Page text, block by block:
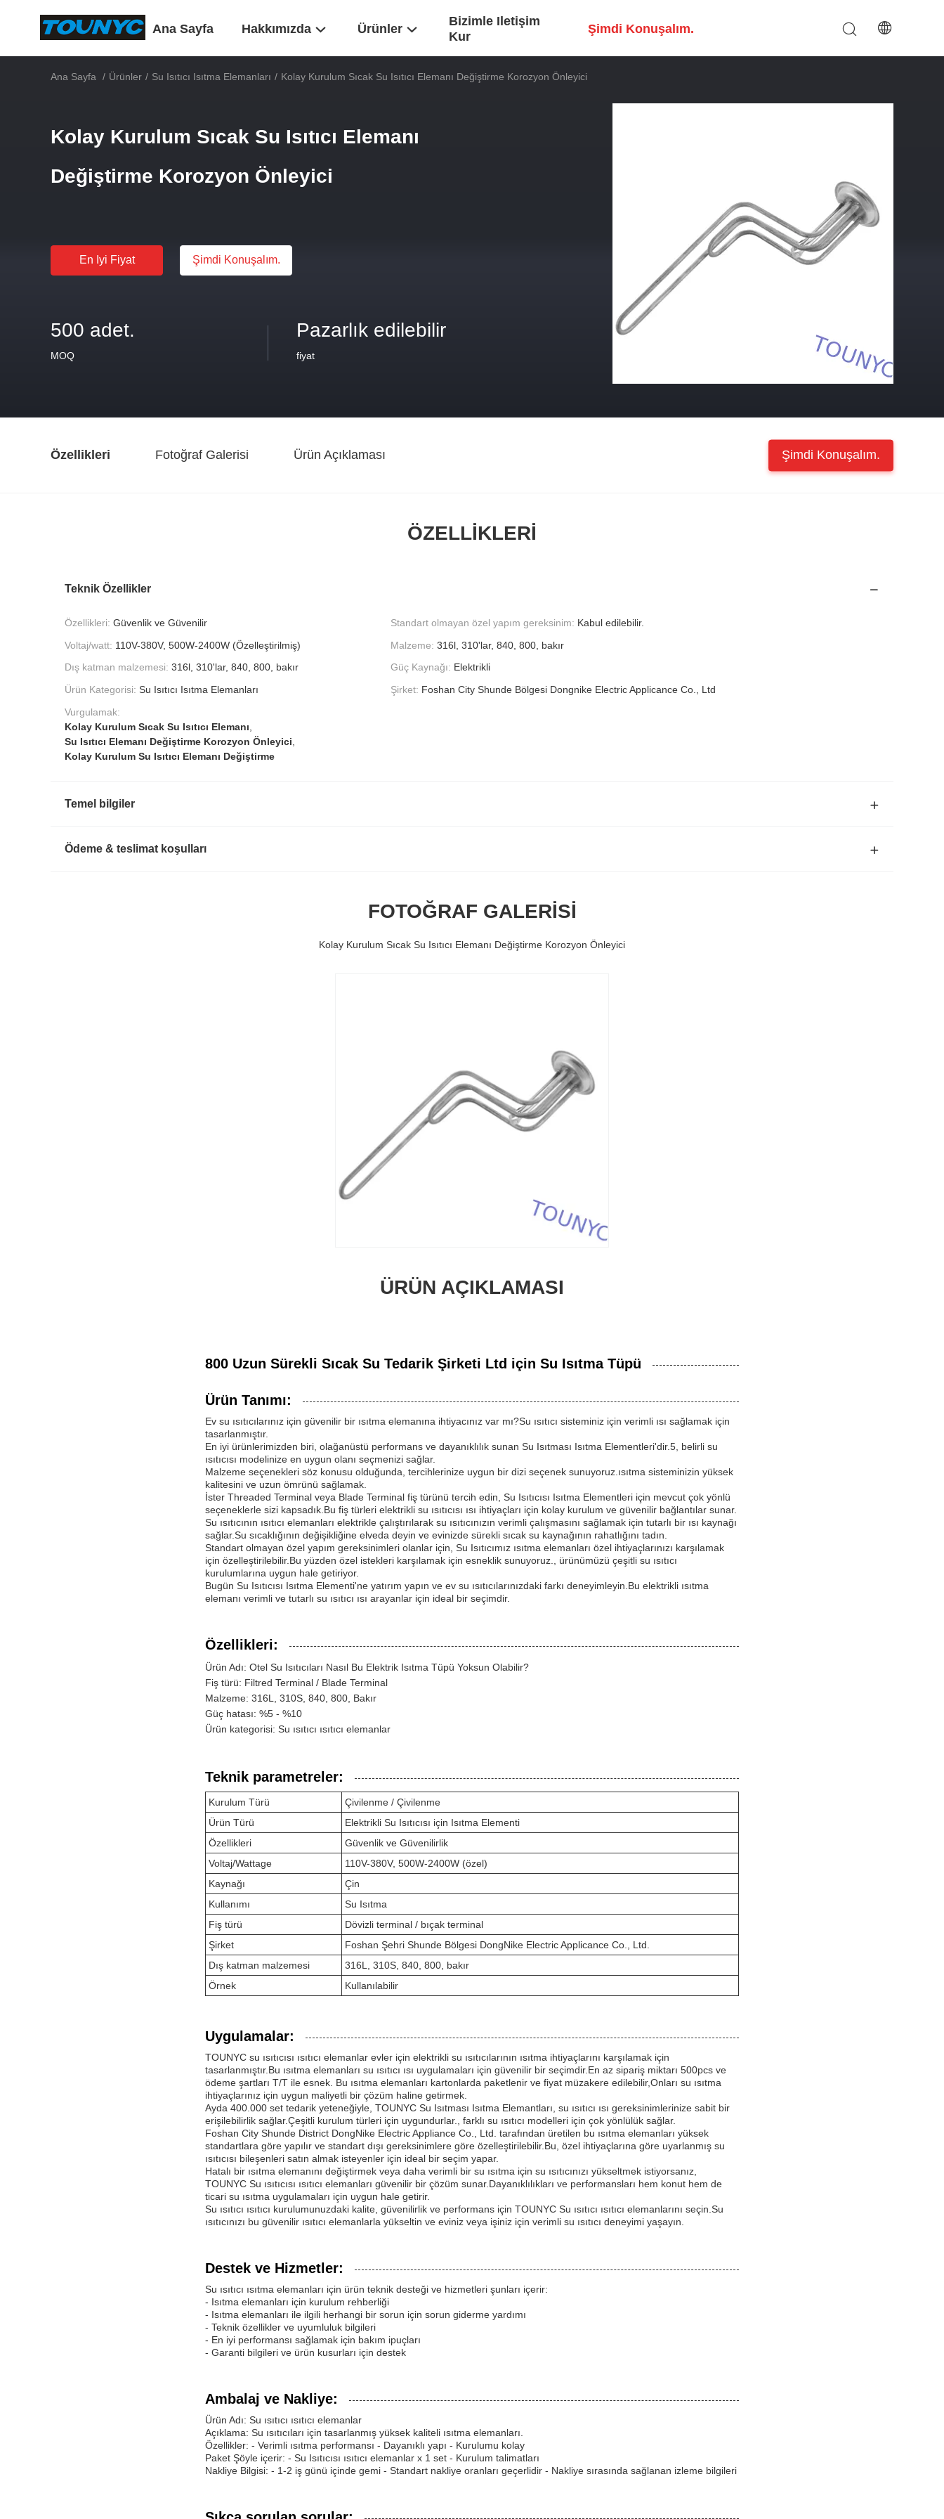
Ana Sayfa Hakkımızda Ürünler
Bizimle Iletişim
Kur
Şimdi Konuşalım.
Ana Sayfa / Ürünler / Su Isıtıcı Isıtma Elemanları / Kolay Kurulum Sıcak Su Isıtıcı Elemanı Değiştirme Korozyon Önleyici
Kolay Kurulum Sıcak Su Isıtıcı Elemanı
Değiştirme Korozyon Önleyici
En Iyi Fiyat Şimdi Konuşalım.
500 adet.
MOQ
Pazarlık edilebilir
fiyat
Özellikleri Fotoğraf Galerisi Ürün Açıklaması Şimdi Konuşalım.
ÖZELLIKLERI
Teknik Özellikler
Özellikleri: Güvenlik ve Güvenilir Standart olmayan özel yapım gereksinim: Kabul edilebilir.
Voltaj/watt: 110V-380V, 500W-2400W (Özelleştirilmiş) Malzeme: 316l, 310'lar, 840, 800, bakır
Dış katman malzemesi: 316l, 310'lar, 840, 800, bakır Güç Kaynağı: Elektrikli
Ürün Kategorisi: Su Isıtıcı Isıtma Elemanları Şirket: Foshan City Shunde Bölgesi Dongnike Electric Applicance Co., Ltd
Vurgulamak:
Kolay Kurulum Sıcak Su Isıtıcı Elemanı
Su Isıtıcı Elemanı Değiştirme Korozyon Önleyici
Kolay Kurulum Su Isıtıcı Elemanı Değiştirme
Temel bilgiler
Ödeme & teslimat koşulları
FOTOĞRAF GALERISI
Kolay Kurulum Sıcak Su Isıtıcı Elemanı Değiştirme Korozyon Önleyici
ÜRÜN AÇIKLAMASI
800 Uzun Sürekli Sıcak Su Tedarik Şirketi Ltd için Su Isıtma Tüpü
Ürün Tanımı:
Ev su ısıtıcılarınız için güvenilir bir ısıtma elemanına ihtiyacınız var mı?Su ısıtıcı sisteminiz için verimli ısı sağlamak için
tasarlanmıştır.
En iyi ürünlerimizden biri, olağanüstü performans ve dayanıklılık sunan Su Isıtması Isıtma Elementleri'dir.5, belirli su
ısıtıcısı modelinize en uygun olanı seçmenizi sağlar.
Malzeme seçenekleri söz konusu olduğunda, tercihlerinize uygun bir dizi seçenek sunuyoruz.ısıtma sisteminizin yüksek
kalitesini ve uzun ömrünü sağlamak.
İster Threaded Terminal veya Blade Terminal fiş türünü tercih edin, Su Isıtıcısı Isıtma Elementleri için mevcut çok yönlü
seçeneklerle sizi kapsadık.Bu fiş türleri elektrikli su ısıtıcısı ısı ihtiyaçları için kolay kurulum ve güvenilir bağlantılar sunar.
Su ısıtıcının ısıtıcı elemanları elektrikle çalıştırılarak su ısıtıcınızın verimli çalışmasını sağlamak için tutarlı bir ısı kaynağı
sağlar.Su sıcaklığının değişikliğine elveda deyin ve evinizde sürekli sıcak su kaynağının rahatlığını tadın.
Standart olmayan özel yapım gereksinimleri olanlar için, Su Isıtıcımız ısıtma elemanları özel ihtiyaçlarınızı karşılamak
için özelleştirilebilir.Bu yüzden özel istekleri karşılamak için esneklik sunuyoruz., ürünümüzü çeşitli su ısıtıcı
kurulumlarına uygun hale getiriyor.
Bugün Su Isıtıcısı Isıtma Elementi'ne yatırım yapın ve ev su ısıtıcılarınızdaki farkı deneyimleyin.Bu elektrikli ısıtma
elemanı verimli ve tutarlı su ısıtıcı ısı arayanlar için ideal bir seçimdir.
Özellikleri:
Ürün Adı: Otel Su Isıtıcıları Nasıl Bu Elektrik Isıtma Tüpü Yoksun Olabilir?
Fiş türü: Filtred Terminal / Blade Terminal
Malzeme: 316L, 310S, 840, 800, Bakır
Güç hatası: %5 - %10
Ürün kategorisi: Su ısıtıcı ısıtıcı elemanlar
Teknik parametreler:
Kurulum Türü
Çivilenme / Çivilenme
Ürün Türü
Elektrikli Su Isıtıcısı için Isıtma Elementi
Özellikleri
Güvenlik ve Güvenilirlik
Voltaj/Wattage
110V-380V, 500W-2400W (özel)
Kaynağı
Çin
Kullanımı
Su Isıtma
Fiş türü
Dövizli terminal / bıçak terminal
Şirket
Foshan Şehri Shunde Bölgesi DongNike Electric Applicance Co., Ltd.
Dış katman malzemesi
316L, 310S, 840, 800, bakır
Örnek
Kullanılabilir
Uygulamalar:
TOUNYC su ısıtıcısı ısıtıcı elemanlar evler için elektrikli su ısıtıcılarının ısıtma ihtiyaçlarını karşılamak için
tasarlanmıştır.Bu ısıtma elemanları su ısıtıcı ısı uygulamaları için güvenilir bir seçimdir.En az sipariş miktarı 500pcs ve
ödeme şartları T/T ile esnek. Bu ısıtma elemanları kartonlarda paketlenir ve fiyat müzakere edilebilir,Onları su ısıtma
ihtiyaçlarınız için uygun maliyetli bir çözüm haline getirmek.
Ayda 400.000 set tedarik yeteneğiyle, TOUNYC Su Isıtması Isıtma Elemantları, su ısıtıcı ısı gereksinimlerinize sabit bir
erişilebilirlik sağlar.Çeşitli kurulum türleri için uygundurlar., farklı su ısıtıcı modelleri için çok yönlülük sağlar.
Foshan City Shunde District DongNike Electric Appliance Co., Ltd. tarafından üretilen bu ısıtma elemanları yüksek
standartlara göre yapılır ve standart dışı gereksinimlere göre özelleştirilebilir.Bu, özel ihtiyaçlarına göre uyarlanmış su
ısıtıcısı bileşenleri satın almak isteyenler için ideal bir seçim yapar.
Hatalı bir ısıtma elemanını değiştirmek veya daha verimli bir su ısıtma için su ısıtıcınızı yükseltmek istiyorsanız,
TOUNYC Su ısıtıcısı ısıtıcı elemanları güvenilir bir çözüm sunar.Dayanıklılıkları ve performansları hem konut hem de
ticari su ısıtma uygulamaları için uygun hale getirir.
Su ısıtıcı ısıtıcı kurulumunuzdaki kalite, güvenilirlik ve performans için TOUNYC Su ısıtıcı ısıtıcı elemanlarını seçin.Su
ısıtıcınızı bu güvenilir ısıtıcı elemanlarla yükseltin ve eviniz veya işiniz için verimli su ısıtıcı deneyimi yaşayın.
Destek ve Hizmetler:
Su ısıtıcı ısıtma elemanları için ürün teknik desteği ve hizmetleri şunları içerir:
- Isıtma elemanları için kurulum rehberliği
- Isıtma elemanları ile ilgili herhangi bir sorun için sorun giderme yardımı
- Teknik özellikler ve uyumluluk bilgileri
- En iyi performansı sağlamak için bakım ipuçları
- Garanti bilgileri ve ürün kusurları için destek
Ambalaj ve Nakliye:
Ürün Adı: Su ısıtıcı ısıtıcı elemanlar
Açıklama: Su ısıtıcıları için tasarlanmış yüksek kaliteli ısıtma elemanları.
Özellikler: - Verimli ısıtma performansı - Dayanıklı yapı - Kurulumu kolay
Paket Şöyle içerir: - Su Isıtıcısı ısıtıcı elemanlar x 1 set - Kurulum talimatları
Nakliye Bilgisi: - 1-2 iş günü içinde gemi - Standart nakliye oranları geçerlidir - Nakliye sırasında sağlanan izleme bilgileri